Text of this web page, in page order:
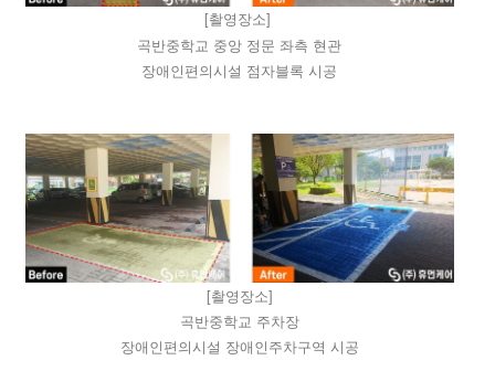
[촬영장소]
곡반중학교 중앙 정문 좌측 현관
장애인편의시설 점자블록 시공
[촬영장소]
곡반중학교 주차장
장애인편의시설 장애인주차구역 시공